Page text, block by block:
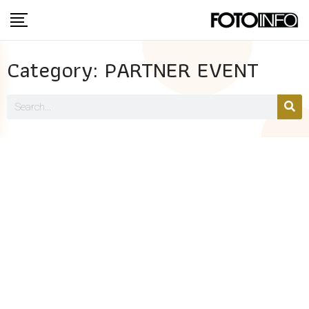
Category: PARTNER EVENT